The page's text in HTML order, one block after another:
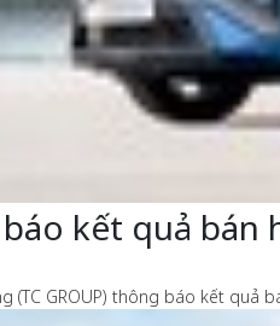
kết quả
(TC GROUP) thông báo kết